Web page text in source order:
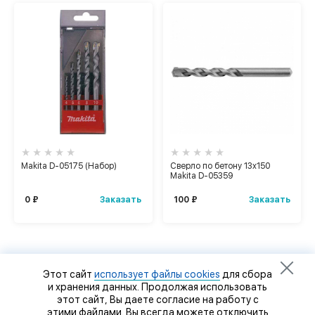
Makita D-05175 (Набор)
0 ₽ Заказать
Сверло по бетону 13x150
Makita D-05359
100 ₽ Заказать
Этот сайт использует файлы cookies для сбора
и хранения данных. Продолжая использовать
этот сайт, Вы даете согласие на работу с
этими файлами. Вы всегда можете отключить